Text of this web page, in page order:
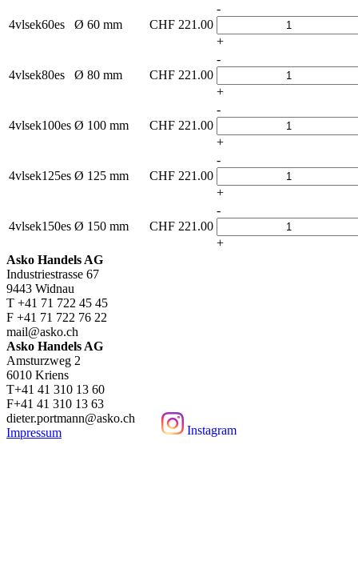
Instagram
4vlsek60es Ø 60 mm CHF 221.00
-
+
4vlsek80es Ø 80 mm CHF 221.00
-
+
4vlsek100es Ø 100 mm CHF 221.00
-
+
4vlsek125es Ø 125 mm CHF 221.00
-
+
4vlsek150es Ø 150 mm CHF 221.00
-
+
Asko Handels AG
Industriestrasse 67
9443 Widnau
T +41 71 722 45 45
F +41 71 722 76 22
mail@asko.ch
Asko Handels AG
Amsturzweg 2
6010 Kriens
T+41 41 310 13 60
F+41 41 310 13 63
dieter.portmann@asko.ch
Impressum